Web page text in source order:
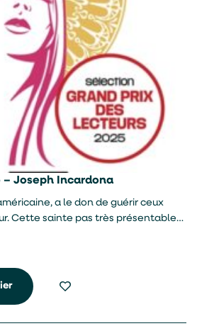
– Joseph Incardona
a le don de guérir ceux
Cette sainte pas très présentable
disparaître. Mais Stella peut
quête du Pulitzer. Une course-
Las Vegas.